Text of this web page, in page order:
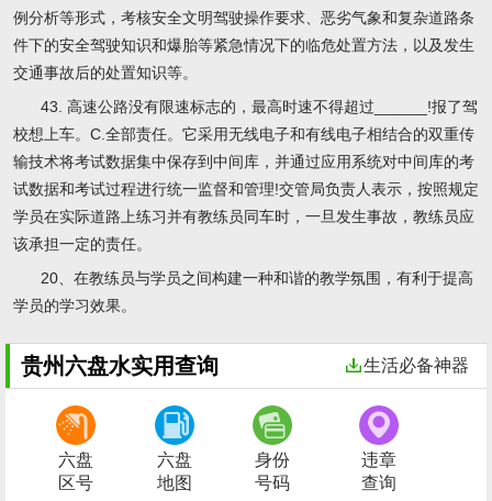
例分析等形式，考核安全文明驾驶操作要求、恶劣气象和复杂道路条
件下的安全驾驶知识和爆胎等紧急情况下的临危处置方法，以及发生
交通事故后的处置知识等。
43. 高速公路没有限速标志的，最高时速不得超过______!报了驾
校想上车。C.全部责任。它采用无线电子和有线电子相结合的双重传
输技术将考试数据集中保存到中间库，并通过应用系统对中间库的考
试数据和考试过程进行统一监督和管理!交管局负责人表示，按照规定
学员在实际道路上练习并有教练员同车时，一旦发生事故，教练员应
该承担一定的责任。
20、在教练员与学员之间构建一种和谐的教学氛围，有利于提高
学员的学习效果。
贵州六盘水实用查询 生活必备神器
六盘
区号
六盘
地图
身份
号码
违章
查询